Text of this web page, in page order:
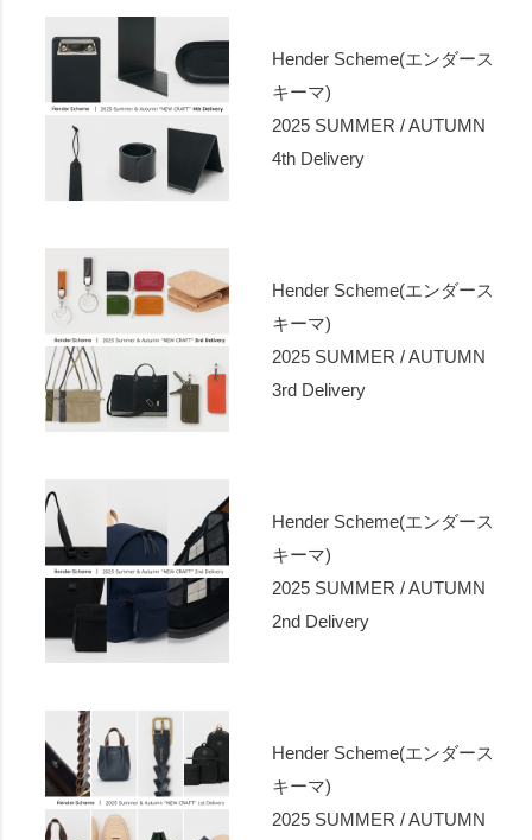
Hender Scheme(エンダース
キーマ)
2025 SUMMER / AUTUMN
4th Delivery
Hender Scheme(エンダース
キーマ)
2025 SUMMER / AUTUMN
3rd Delivery
Hender Scheme(エンダース
キーマ)
2025 SUMMER / AUTUMN
2nd Delivery
Hender Scheme(エンダース
キーマ)
2025 SUMMER / AUTUMN